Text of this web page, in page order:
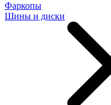
Фаркопы
Шины и диски